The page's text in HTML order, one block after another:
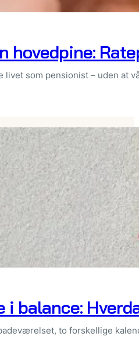
hovedpine:
livet som pensionist – uden at
i balance:
to forskellige